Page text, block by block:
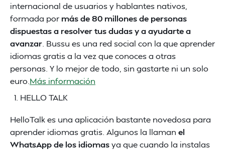
internacional de usuarios y hablantes nativos,
formada por más de 80 millones de personas
dispuestas a resolver tus dudas y a ayudarte a
avanzar . Bussu es una red social con la que aprender
idiomas gratis a la vez que conoces a otras
personas. Y lo mejor de todo, sin gastarte ni un solo
euro. Más información
HELLO TALK
HelloTalk es una aplicación bastante novedosa para
aprender idiomas gratis. Algunos la llaman el
WhatsApp de los idiomasya que cuando la instalas